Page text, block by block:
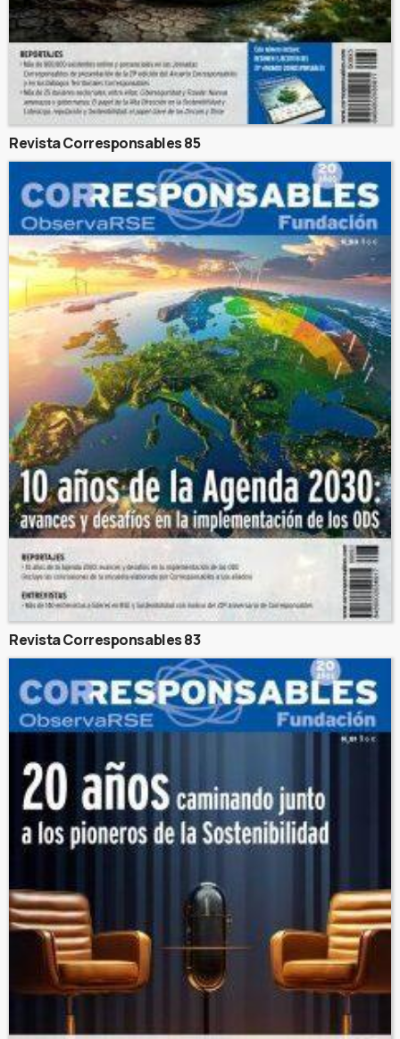
Revista Corresponsables 85
Revista Corresponsables 83